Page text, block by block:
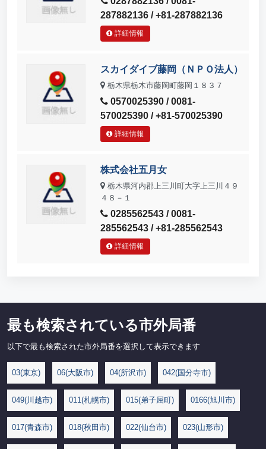
287882136 / +81-287882136
詳細情報
スカイダイブ藤岡（ＮＰＯ法人）
栃木県栃木市藤岡町藤岡１８３７
0570025390 / 0081-
570025390 / +81-570025390
詳細情報
株式会社五月女
栃木県河内郡上三川町大字上三川４９
４８－１
0285562543 / 0081-
285562543 / +81-285562543
詳細情報
最も検索されている市外局番
以下で最も検索された市外局番を選択して表示できます
03(東京) 06(大阪市) 04(所沢市) 042(国分寺市)
049(川越市) 011(札幌市) 015(弟子屈町) 0166(旭川市)
017(青森市) 018(秋田市) 022(仙台市) 023(山形市)